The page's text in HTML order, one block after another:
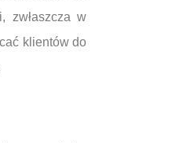
zwłaszcza w
klientów do